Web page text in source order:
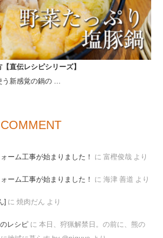
直伝レシピシリーズ】
新感覚の鍋の …
COMMENT
ーム工事が始まりました！ に 富樫俊哉 より
ーム工事が始まりました！ に 海津 善道 より
] に 焼肉だん より
レシピ に 本日、狩猟解禁日。の前に、熊の